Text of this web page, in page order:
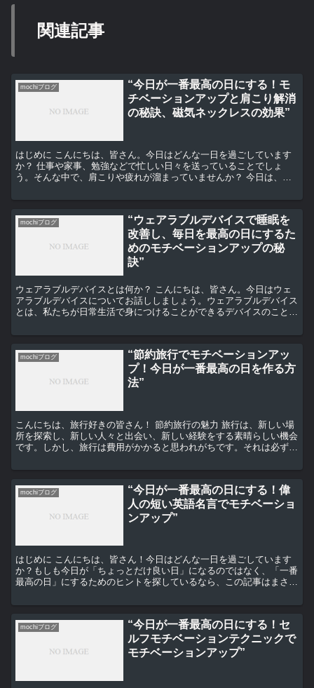
関連記事
mochiブログ
“今日が一番最高の日にする！モ
チベーションアップと肩こり解消
の秘訣、磁気ネックレスの効果”
はじめに こんにちは、皆さん。今日はどんな一日を過ごしています
か？ 仕事や家事、勉強などで忙しい日々を送っていることでしょ
う。そんな中で、肩こりや疲れが溜まっていませんか？ 今日は、そ
mochiブログ
“ウェアラブルデバイスで睡眠を
改善し、毎日を最高の日にするた
めのモチベーションアップの秘
訣”
ウェアラブルデバイスとは何か？ こんにちは、皆さん。今日はウェ
アラブルデバイスについてお話ししましょう。ウェアラブルデバイス
とは、私たちが日常生活で身につけることができるデバイスのことを
mochiブログ
“節約旅行でモチベーションアッ
プ！今日が一番最高の日を作る方
法”
こんにちは、旅行好きの皆さん！ 節約旅行の魅力 旅行は、新しい場
所を探索し、新しい人々と出会い、新しい経験をする素晴らしい機会
です。しかし、旅行は費用がかかると思われがちです。それは必ずし
mochiブログ
“今日が一番最高の日にする！偉
人の短い英語名言でモチベーショ
ンアップ”
はじめに こんにちは、皆さん！今日はどんな一日を過ごしています
か？もしも今日が「ちょっとだけ良い日」になるのではなく、「一番
最高の日」にするためのヒントを探しているなら、この記事はまさに
mochiブログ
“今日が一番最高の日にする！セ
ルフモチベーションテクニックで
モチベーションアップ”